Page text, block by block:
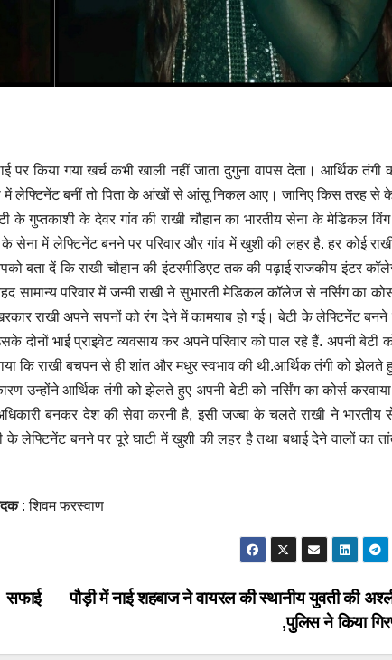
पर किया गया खर्च कभी खाली नहीं जाता दुगुना वापस देता। आर्थिक
में लेफ्टिनेंट बनीं तो पिता के आंखों से आंसू निकल आए। जानिए किस तरह से
के गुप्तकाशी के देवर गांव की राखी चौहान का भारतीय सेना के मेडिकल
में लेफ्टिनेंट बनने पर परिवार और गांव में खुशी की लहर है. हर कोई
बता दें कि राखी चौहान की इंटरमीडिएट तक की पढ़ाई राजकीय इंटर
परिवार में जन्मी राखी ने सुभारती मेडिकल कॉलेज से नर्सिंग का
राखी अपने सपनों को रंग देने में कामयाब हो गई। बेटी के लेफ्टिनेंट बनने
दोनों भाई प्राइवेट व्यवसाय कर अपने परिवार को पाल रहे हैं. अपनी बेटी
राखी बचपन से ही शांत और मधुर स्वभाव की थी.आर्थिक तंगी को झेलते
उन्होंने आर्थिक तंगी को झेलते हुए अपनी बेटी को नर्सिंग का कोर्स
बनकर देश की सेवा करनी है, इसी जज्बा के चलते राखी ने
लेफ्टिनेंट बनने पर पूरे घाटी में खुशी की लहर है तथा बधाई देने वालों का
: शिवम फरस्वाण
पौड़ी में नाई शहबाज ने वायरल की स्थानीय युवती की
,पुलिस ने किया
सफाई